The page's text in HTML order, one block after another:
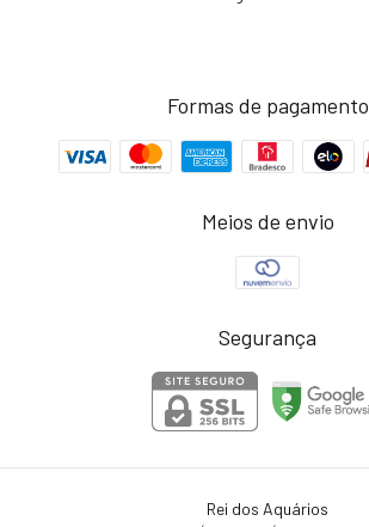
Formas de pagamento
Meios de envio
Segurança
Rei dos Aquários